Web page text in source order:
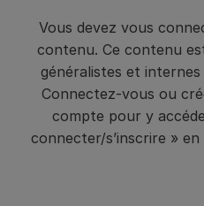
Vous devez vous
contenu. Ce contenu
généralistes et internes
Connectez-vous ou
compte pour y
connecter/s’inscrire »